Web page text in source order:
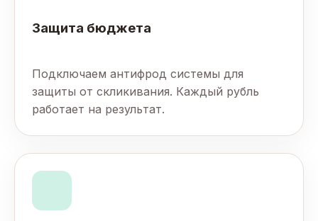
Защита бюджета
Подключаем антифрод системы для
защиты от скликивания. Каждый рубль
работает на результат.